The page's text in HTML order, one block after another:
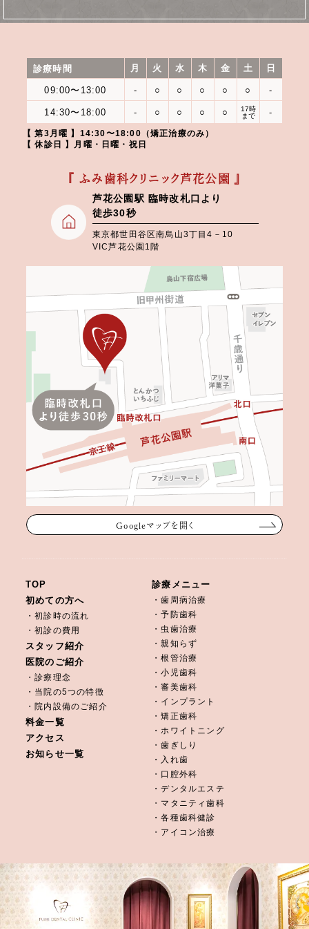
診療時間 月 火 水 木 金 土 日
09:00〜13:00 - ○ ○ ○ ○ ○ -
14:30〜18:00 - ○ ○ ○ ○
17時
まで
-
【 第3月曜 】14:30〜18:00（矯正治療のみ）
【 休診日 】月曜・日曜・祝日
『 ふみ歯科クリニック芦花公園 』
芦花公園駅 臨時改札口より
徒歩30秒
東京都世田谷区南烏山3丁目4－10
VIC芦花公園1階
Googleマップを開く
TOP
初めての方へ
・初診時の流れ
・初診の費用
スタッフ紹介
医院のご紹介
・診療理念
・当院の5つの特徴
・院内設備のご紹介
料金一覧
アクセス
お知らせ一覧
診療メニュー
・歯周病治療
・予防歯科
・虫歯治療
・親知らず
・根管治療
・小児歯科
・審美歯科
・インプラント
・矯正歯科
・ホワイトニング
・歯ぎしり
・入れ歯
・口腔外科
・デンタルエステ
・マタニティ歯科
・各種歯科健診
・アイコン治療